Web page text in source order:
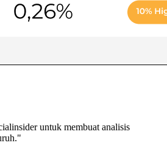
untuk membuat analisis